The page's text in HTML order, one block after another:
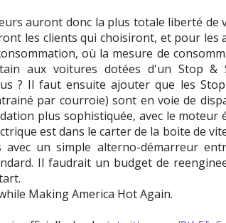
auront donc la plus totale liberté de
les clients qui choisiront, et pour les
où la mesure de
aux voitures dotées d'un Stop
? Il faut ensuite ajouter que les
par courroie) sont en voie de
plus sophistiquée, avec le moteur
est dans le carter de la boite de
un simple alterno-démarreur
Il faudrait un budget de
Making America Hot Again.